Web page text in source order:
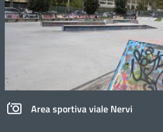
Area sportiva viale Nervi